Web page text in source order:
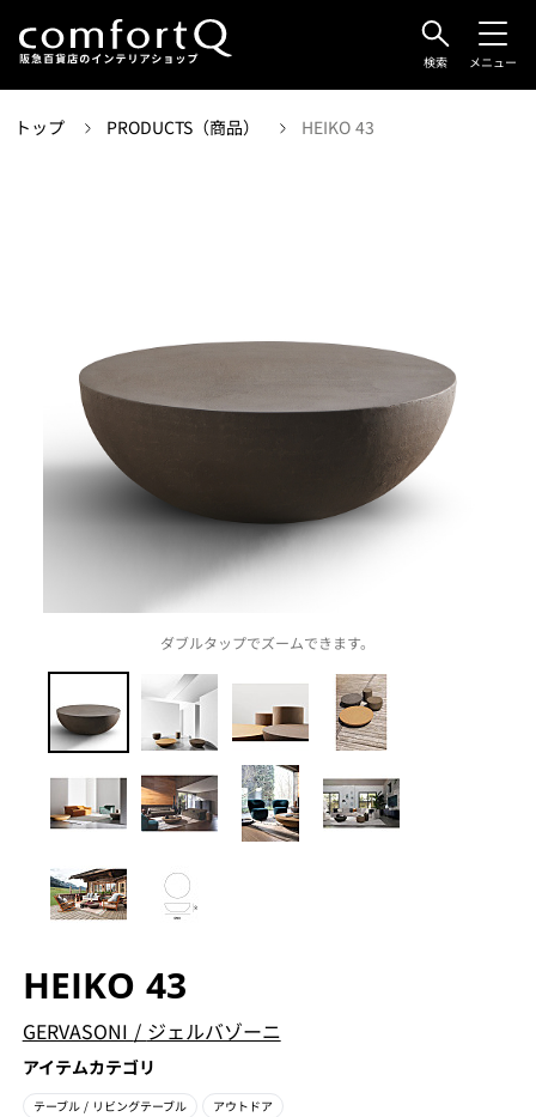
検索 メニュー
トップ PRODUCTS（商品） HEIKO 43
ダブルタップでズームできます。
HEIKO 43
GERVASONI / ジェルバゾーニ
アイテムカテゴリ
テーブル / リビングテーブル アウトドア